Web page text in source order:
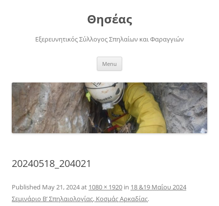
Θησέας
Εξερευνητικός Σύλλογος Σπηλαίων και Φαραγγιών
Menu
20240518_204021
Published May 21, 2024at 1080 × 1920 in 18 &19 Μαΐου 2024
Σεμινάριο Β’ Σπηλαιολογίας, Κοσμάς Αρκαδίας.